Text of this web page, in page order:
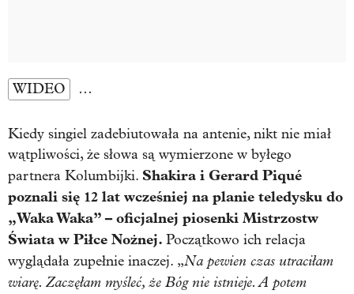
WIDEO …
Kiedy singiel zadebiutowała na antenie, nikt nie miał
wątpliwości, że słowa są wymierzone w byłego
partnera Kolumbijki. Shakira i Gerard Piqué
poznali się 12 lat wcześniej na planie teledysku do
„Waka Waka” – oficjalnej piosenki Mistrzostw
Świata w Piłce Nożnej. Początkowo ich relacja
wyglądała zupełnie inaczej. „Na pewien czas utraciłam
wiarę. Zaczęłam myśleć, że Bóg nie istnieje. A potem